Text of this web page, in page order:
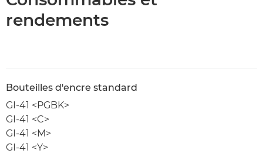
rendements
Bouteilles d'encre standard
GI-41 <PGBK>
GI-41 <C>
GI-41 <M>
GI-41 <Y>